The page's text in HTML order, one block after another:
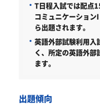
T日程入試では配点
コミュニケーショ
ら出題されます。
英語外部試験利用入
く、所定の英語外部
ます。
出題傾向